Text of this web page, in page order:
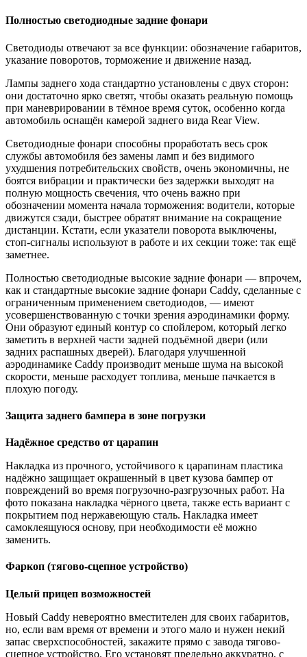
Полностью светодиодные задние фонари
Светодиоды отвечают за все функции: обозначение габаритов,
указание поворотов, торможение и движение назад.
Лампы заднего хода стандартно установлены с двух сторон:
они достаточно ярко светят, чтобы оказать реальную помощь
при маневрировании в тёмное время суток, особенно когда
автомобиль оснащён камерой заднего вида Rear View.
Светодиодные фонари способны проработать весь срок
службы автомобиля без замены ламп и без видимого
ухудшения потребительских свойств, очень экономичны, не
боятся вибрации и практически без задержки выходят на
полную мощность свечения, что очень важно при
обозначении момента начала торможения: водители, которые
движутся сзади, быстрее обратят внимание на сокращение
дистанции. Кстати, если указатели поворота выключены,
стоп-сигналы используют в работе и их секции тоже: так ещё
заметнее.
Полностью светодиодные высокие задние фонари — впрочем,
как и стандартные высокие задние фонари Caddy, сделанные с
ограниченным применением светодиодов, — имеют
усовершенствованную с точки зрения аэродинамики форму.
Они образуют единый контур со спойлером, который легко
заметить в верхней части задней подъёмной двери (или
задних распашных дверей). Благодаря улучшенной
аэродинамике Caddy производит меньше шума на высокой
скорости, меньше расходует топлива, меньше пачкается в
плохую погоду.
Защита заднего бампера в зоне погрузки
Надёжное средство от царапин
Накладка из прочного, устойчивого к царапинам пластика
надёжно защищает окрашенный в цвет кузова бампер от
повреждений во время погрузочно-разгрузочных работ. На
фото показана накладка чёрного цвета, также есть вариант с
покрытием под нержавеющую сталь. Накладка имеет
самоклеящуюся основу, при необходимости её можно
заменить.
Фаркоп (тягово-сцепное устройство)
Целый прицеп возможностей
Новый Caddy невероятно вместителен для своих габаритов,
но, если вам время от времени и этого мало и нужен некий
запас сверхспособностей, закажите прямо с завода тягово-
сцепное устройство. Его установят предельно аккуратно, с